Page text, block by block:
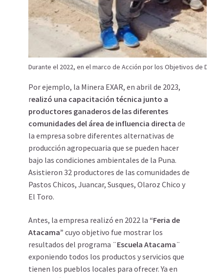
Durante el 2022, en el marco de Acción por los Objetivos de
Por ejemplo, la Minera EXAR, en abril de 2023,
realizó una capacitación técnica junto a
productores ganaderos de las diferentes
comunidades del área de influencia directa de
la empresa sobre diferentes alternativas de
producción agropecuaria que se pueden hacer
bajo las condiciones ambientales de la Puna.
Asistieron 32 productores de las comunidades de
Pastos Chicos, Juancar, Susques, Olaroz Chico y
El Toro.
Antes, la empresa realizó en 2022 la “Feria de
Atacama” cuyo objetivo fue mostrar los
resultados del programa ¨Escuela Atacama¨
exponiendo todos los productos y servicios que
tienen los pueblos locales para ofrecer. Ya en